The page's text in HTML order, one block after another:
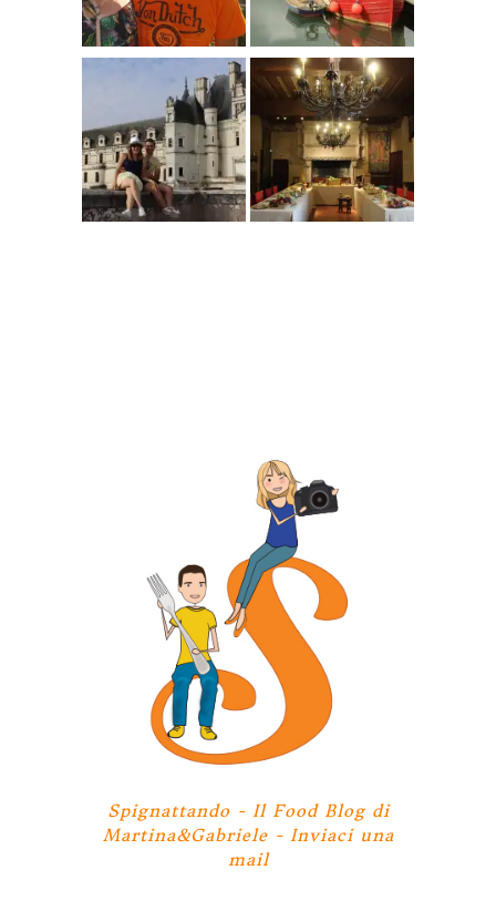
Spignattando - Il Food Blog di
Martina&Gabriele - Inviaci una
mail